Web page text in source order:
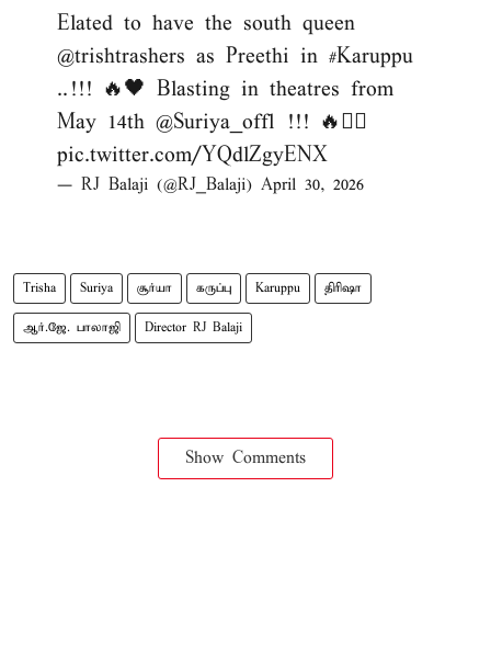
Elated to have the south queen
@trishtrashers as Preethi in #Karuppu
..!!! 🔥🖤 Blasting in theatres from
May 14th @Suriya_offl !!! 🔥❤️‍🔥
pic.twitter.com/YQdlZgyENX
— RJ Balaji (@RJ_Balaji) April 30, 2026
Trisha Suriya சூர்யா கருப்பு Karuppu திரிஷா
ஆர்.ஜே. பாலாஜி Director RJ Balaji
Show Comments